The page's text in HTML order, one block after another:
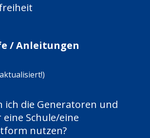
/ Anleitungen
ich die Generatoren und
Schule/eine
nutzen?